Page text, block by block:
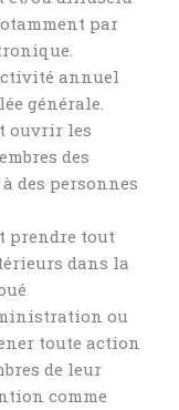
par
annuel
générale.
ouvrir les
des
des personnes
prendre tout
dans la
ou
toute action
de leur
comme